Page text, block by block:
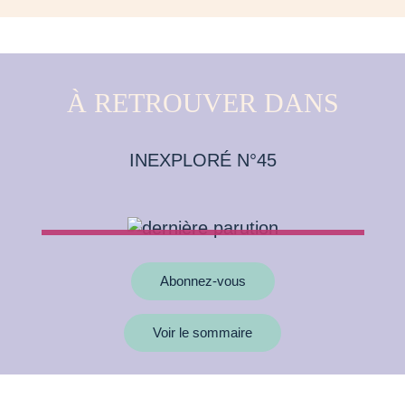
À RETROUVER DANS
INEXPLORÉ N°45
Abonnez-vous
Voir le sommaire